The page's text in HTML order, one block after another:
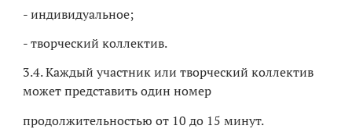
- индивидуальное;
- творческий коллектив.
3.4. Каждый участник или творческий коллектив
может представить один номер
продолжительностью от 10 до 15 минут.